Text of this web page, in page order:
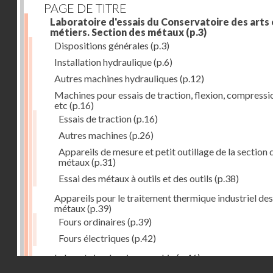
PAGE DE TITRE
Laboratoire d'essais du Conservatoire des arts
métiers. Section des métaux (p.3)
Dispositions générales (p.3)
Installation hydraulique(p.6)
Autres machines hydrauliques (p.12)
Machines pour essais de traction, flexion,
etc (p.16)
Essais de traction(p.16)
Autres machines (p.26)
Appareils de mesure et petit outillage de la section
métaux(p.31)
Essai des métaux à outils et des outils (p.38)
Appareils pour le traitement thermique industriel des
métaux(p.39)
Fours ordinaires (p.39)
Fours électriques (p.42)
Laboratoire de micrographie(p.46)